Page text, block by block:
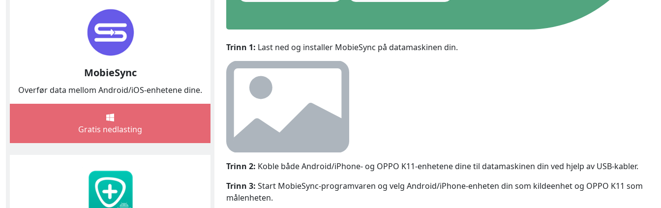
MobieSync
Overfør data mellom Android/iOS-enhetene dine.
Gratis nedlasting
Trinn 1: Last ned og installer MobieSync på datamaskinen din.
Trinn 2: Koble både Android/iPhone- og OPPO K11-enhetene dine til datamaskinen din ved hjelp av USB-kabler.
Trinn 3: Start MobieSync-programvaren og velg Android/iPhone-enheten din som kildeenhet og OPPO K11 som
målenheten.
繁體中文